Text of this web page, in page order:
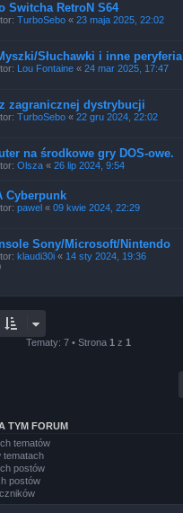
Switcha RetroN S64
TurboSebo « 23 maja 2025, 22:02
Słuchawki i inne peryferia
Lou Fontaine « 24 mar 2025, 17:47
zagranicznej dystrybucji
TurboSebo « 22 gru 2024, 22:02
na środkowe gry DOS-owe.
Olsza « 26 lip 2024, 9:54
Cyberpunk
pawel « 09 kwie 2024, 22:29
Sony/Microsoft/Nintendo
klaudi30i « 14 sty 2024, 19:36
Tematy: 7 • Strona 1 z 1
TYM FORUM
tematów
tematach
postów
postów